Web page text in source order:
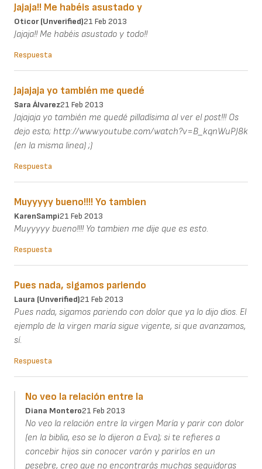
Jajaja!! Me habéis asustado y
Oticor (unverified)21 Feb 2013
Jajaja!! Me habéis asustado y todo!!
Respuesta
Jajajaja yo también me quedé
Sara Álvarez21 Feb 2013
Jajajaja yo también me quedé pilladísima al ver el post!!! Os
dejo esto; http://www.youtube.com/watch?v=B_kqnWuPJ8k
(en la misma linea) ;)
Respuesta
Muyyyyy bueno!!!! Yo tambien
KarenSampi21 Feb 2013
Muyyyyy bueno!!!! Yo tambien me dije que es esto.
Respuesta
Pues nada, sigamos pariendo
Laura (unverified)21 Feb 2013
Pues nada, sigamos pariendo con dolor que ya lo dijo dios. El
ejemplo de la virgen maría sigue vigente, si que avanzamos,
sí.
Respuesta
No veo la relación entre la
Diana Montero21 Feb 2013
No veo la relación entre la virgen María y parir con dolor
(en la biblia, eso se lo dijeron a Eva); si te refieres a
concebir hijos sin conocer varón y parirlos en un
pesebre, creo que no encontrarás muchas seguidoras